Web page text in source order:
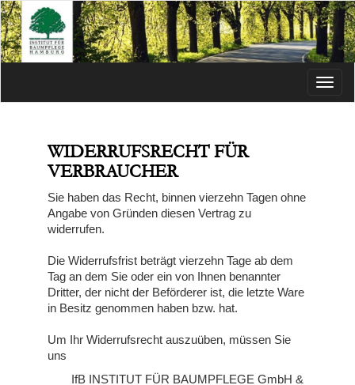
Menü
WIDERRUFSRECHT FÜR
VERBRAUCHER
Sie haben das Recht, binnen vierzehn Tagen ohne
Angabe von Gründen diesen Vertrag zu
widerrufen.
Die Widerrufsfrist beträgt vierzehn Tage ab dem
Tag an dem Sie oder ein von Ihnen benannter
Dritter, der nicht der Beförderer ist, die letzte Ware
in Besitz genommen haben bzw. hat.
Um Ihr Widerrufsrecht auszuüben, müssen Sie
uns
IfB INSTITUT FÜR BAUMPFLEGE GmbH &